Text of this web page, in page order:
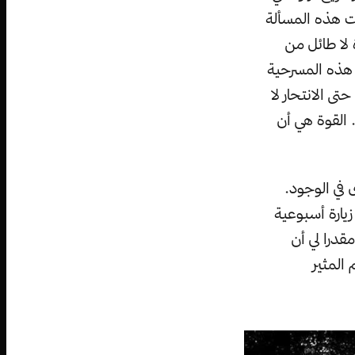
هذه المسألة
لا طائل من
هذه المسرحية
الانتحار لا
القوة هي أن
في الوجود.
أسبوعية
لي أن